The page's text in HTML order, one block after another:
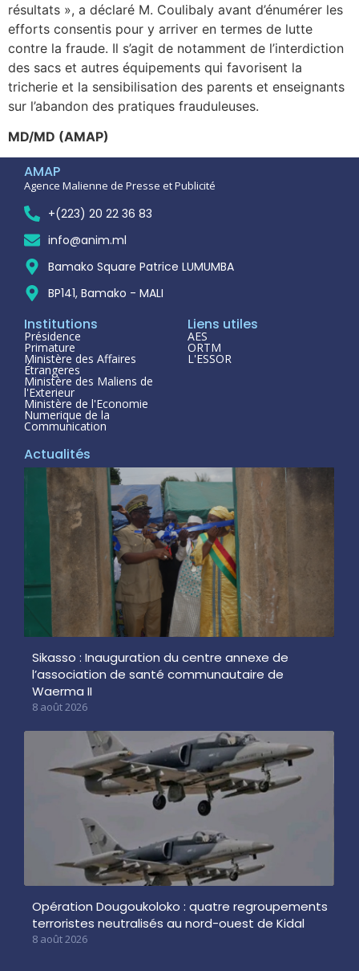
résultats », a déclaré M. Coulibaly avant d’énumérer les
efforts consentis pour y arriver en termes de lutte
contre la fraude. Il s’agit de notamment de l’interdiction
des sacs et autres équipements qui favorisent la
tricherie et la sensibilisation des parents et enseignants
sur l’abandon des pratiques frauduleuses.
MD/MD (AMAP)
AMAP
Agence Malienne de Presse et Publicité
+(223) 20 22 36 83
info@anim.ml
Bamako Square Patrice LUMUMBA
BP141, Bamako - MALI
Institutions
Présidence
Primature
Ministère des Affaires
Étrangeres
Ministère des Maliens de
l'Exterieur
Ministère de l'Economie
Numerique de la
Communication
Liens utiles
AES
ORTM
L'ESSOR
Actualités
Sikasso : Inauguration du centre annexe de
l’association de santé communautaire de
Waerma II
8 août 2026
Opération Dougoukoloko : quatre regroupements
terroristes neutralisés au nord-ouest de Kidal
8 août 2026